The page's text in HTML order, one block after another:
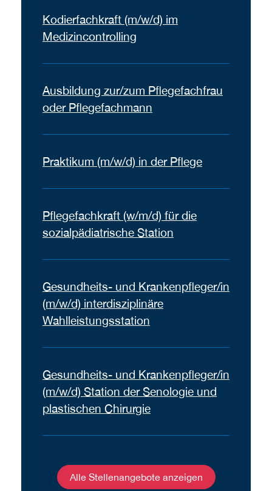
Kodierfachkraft (m/w/d) im
Medizincontrolling
Ausbildung zur/zum Pflegefachfrau
oder Pflegefachmann
Praktikum (m/w/d) in der Pflege
Pflegefachkraft (w/m/d) für die
sozialpädiatrische Station
Gesundheits- und Krankenpfleger/in
(m/w/d) interdisziplinäre
Wahlleistungsstation
Gesundheits- und Krankenpfleger/in
(m/w/d) Station der Senologie und
plastischen Chirurgie
Alle Stellenangebote anzeigen